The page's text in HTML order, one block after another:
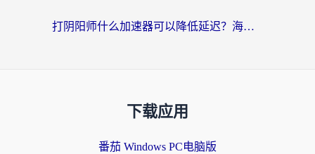
打阴阳师什么加速器可以降低延迟？海外玩家的真实困境与破局
下载应用
番茄 Windows PC电脑版